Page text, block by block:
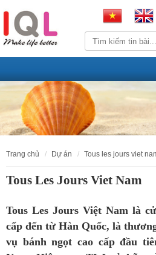
trang chủ dự án tous les jours viet
Tous Les Jours Viet Nam
Tous Les Jours Việt Nam là
cấp đến từ Hàn Quốc, là
vụ bánh ngọt cao cấp đầu